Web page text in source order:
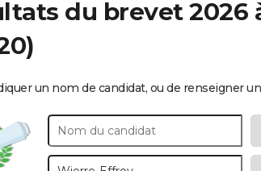
du brevet 2026
un nom de candidat, ou de renseigner